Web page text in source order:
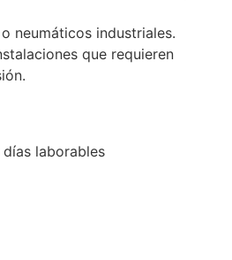
neumáticos industriales.
que requieren
laborables